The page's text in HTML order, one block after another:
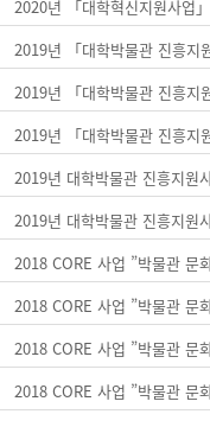
2020년 「대학혁신지원사업
2019년 「대학박물관 진흥
2019년 「대학박물관 진흥
2019년 「대학박물관 진흥
2019년 대학박물관 진흥지
2019년 대학박물관 진흥지
2018 CORE 사업 ”박물관 문
2018 CORE 사업 ”박물관 문
2018 CORE 사업 ”박물관 문
2018 CORE 사업 ”박물관 문